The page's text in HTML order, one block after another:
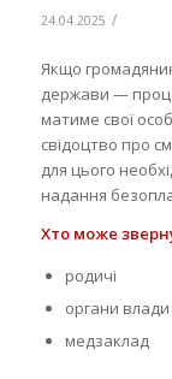
24.04.2025 /
Якщо
держави —
матиме свої
свідоцтво про
для цього
надання
Хто може
родичі
органи
медзаклад